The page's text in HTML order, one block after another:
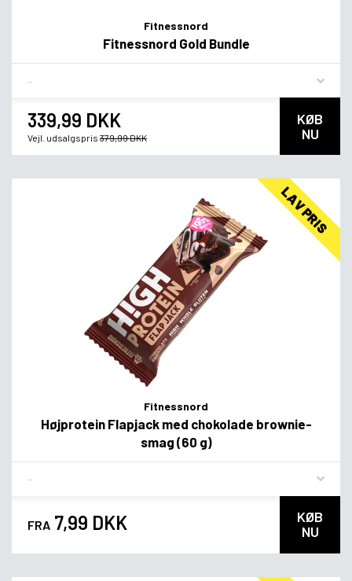
Fitnessnord
Fitnessnord Gold Bundle
339,99 DKK
Vejl. udsalgspris 379,99 DKK
KØB
NU
LAV PRIS
Fitnessnord
Højprotein Flapjack med chokolade brownie-
smag (60 g)
FRA 7,99 DKK
KØB
NU